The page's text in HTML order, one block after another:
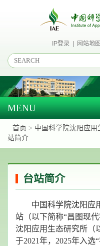
IP登录| 网站地图
MENU
首页 > 中国科学院沈阳应
站简介
台站简介
中国科学院沈阳应
站 （以下简称“昌图现
沈阳应用生态研究所（
于2021年， 2025年入选“